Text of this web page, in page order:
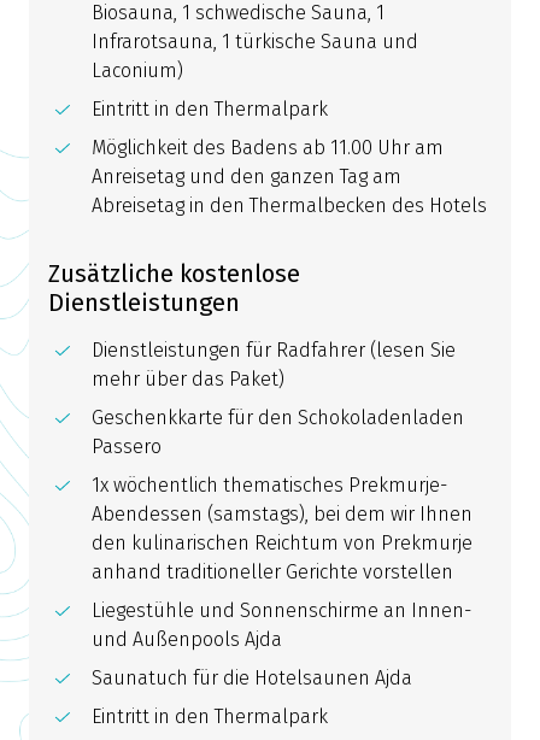
Biosauna, 1 schwedische Sauna, 1
Infrarotsauna, 1 türkische Sauna und
Laconium)
Eintritt in den Thermalpark
Möglichkeit des Badens ab 11.00 Uhr am
Anreisetag und den ganzen Tag am
Abreisetag in den Thermalbecken des Hotels
Zusätzliche kostenlose
Dienstleistungen
Dienstleistungen für Radfahrer (lesen Sie
mehr über das Paket)
Geschenkkarte für den Schokoladenladen
Passero
1x wöchentlich thematisches Prekmurje-
Abendessen (samstags), bei dem wir Ihnen
den kulinarischen Reichtum von Prekmurje
anhand traditioneller Gerichte vorstellen
Liegestühle und Sonnenschirme an Innen-
und Außenpools Ajda
Saunatuch für die Hotelsaunen Ajda
Eintritt in den Thermalpark